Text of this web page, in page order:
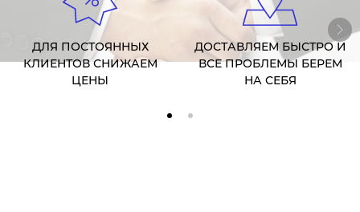
ДЛЯ ПОСТОЯННЫХ
КЛИЕНТОВ СНИЖАЕМ
ЦЕНЫ
ДОСТАВЛЯЕМ БЫСТРО И
ВСЕ ПРОБЛЕМЫ БЕРЕМ
НА СЕБЯ